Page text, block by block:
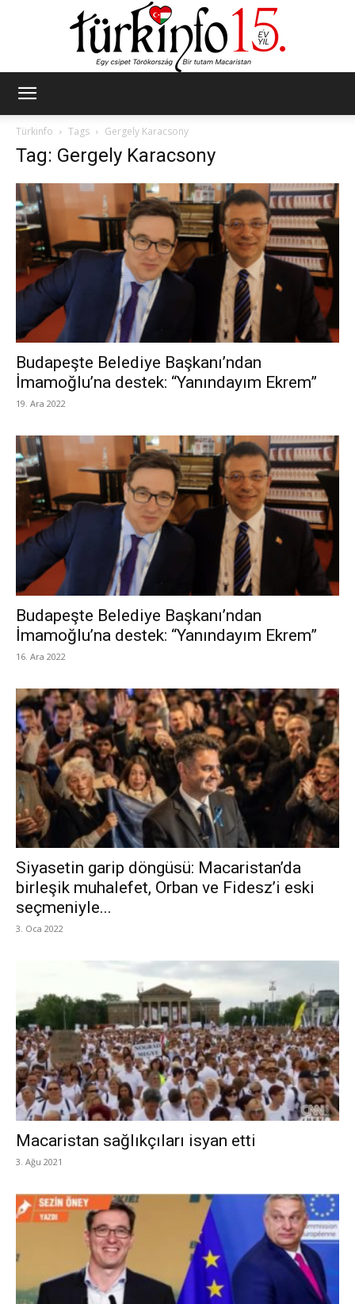
Türkinfo
Tags Gergely Karacsony
Tag: Gergely Karacsony
Budapeşte Belediye Başkanı’ndan
İmamoğlu’na destek: “Yanındayım Ekrem”
19. Ara 2022
Budapeşte Belediye Başkanı’ndan
İmamoğlu’na destek: “Yanındayım Ekrem”
16. Ara 2022
Siyasetin garip döngüsü: Macaristan’da
birleşik muhalefet, Orban ve Fidesz’i eski
seçmeniyle...
3. Oca 2022
Macaristan sağlıkçıları isyan etti
3. Ağu 2021